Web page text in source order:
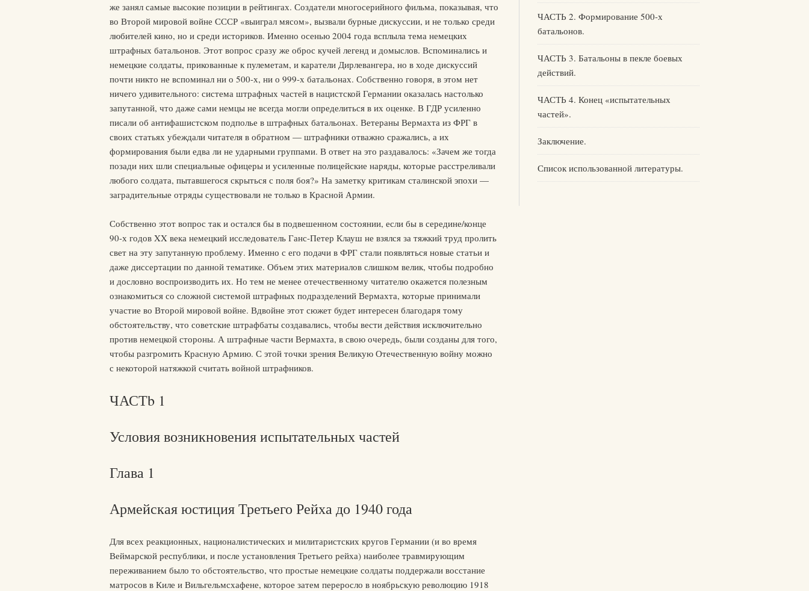
же занял самые высокие позиции в рейтингах. Создатели многосерийного фильма, показывая, что
во Второй мировой войне СССР «выиграл мясом», вызвали бурные дискуссии, и не только среди
любителей кино, но и среди историков. Именно осенью 2004 года всплыла тема немецких
штрафных батальонов. Этот вопрос сразу же оброс кучей легенд и домыслов. Вспоминались и
немецкие солдаты, прикованные к пулеметам, и каратели Дирлевангера, но в ходе дискуссий
почти никто не вспоминал ни о 500-х, ни о 999-х батальонах. Собственно говоря, в этом нет
ничего удивительного: система штрафных частей в нацистской Германии оказалась настолько
запутанной, что даже сами немцы не всегда могли определиться в их оценке. В ГДР усиленно
писали об антифашистском подполье в штрафных батальонах. Ветераны Вермахта из ФРГ в
своих статьях убеждали читателя в обратном — штрафники отважно сражались, а их
формирования были едва ли не ударными группами. В ответ на это раздавалось: «Зачем же тогда
позади них шли специальные офицеры и усиленные полицейские наряды, которые расстреливали
любого солдата, пытавшегося скрыться с поля боя?» На заметку критикам сталинской эпохи —
заградительные отряды существовали не только в Красной Армии.
Собственно этот вопрос так и остался бы в подвешенном состоянии, если бы в середине/конце
90-х годов XX века немецкий исследователь Ганс-Петер Клауш не взялся за тяжкий труд пролить
свет на эту запутанную проблему. Именно с его подачи в ФРГ стали появляться новые статьи и
даже диссертации по данной тематике. Объем этих материалов слишком велик, чтобы подробно
и дословно воспроизводить их. Но тем не менее отечественному читателю окажется полезным
ознакомиться со сложной системой штрафных подразделений Вермахта, которые принимали
участие во Второй мировой войне. Вдвойне этот сюжет будет интересен благодаря тому
обстоятельству, что советские штрафбаты создавались, чтобы вести действия исключительно
против немецкой стороны. А штрафные части Вермахта, в свою очередь, были созданы для того,
чтобы разгромить Красную Армию. С этой точки зрения Великую Отечественную войну можно
с некоторой натяжкой считать войной штрафников.
ЧАСТb 1
Условия возникновения испытательных частей
Глава 1
Армейская юстиция Третьего Рейха до 1940 года
Для всех реакционных, националистических и милитаристских кругов Германии (и во время
Веймарской республики, и после установления Третьего рейха) наиболее травмирующим
переживанием было то обстоятельство, что простые немецкие солдаты поддержали восстание
матросов в Киле и Вильгельмсхафене, которое затем переросло в ноябрьскую революцию 1918
ЧАСТЬ 2. Формирование 500-х
батальонов.
ЧАСТЬ 3. Батальоны в пекле боевых
действий.
ЧАСТЬ 4. Конец «испытательных
частей».
Заключение.
Список использованной литературы.